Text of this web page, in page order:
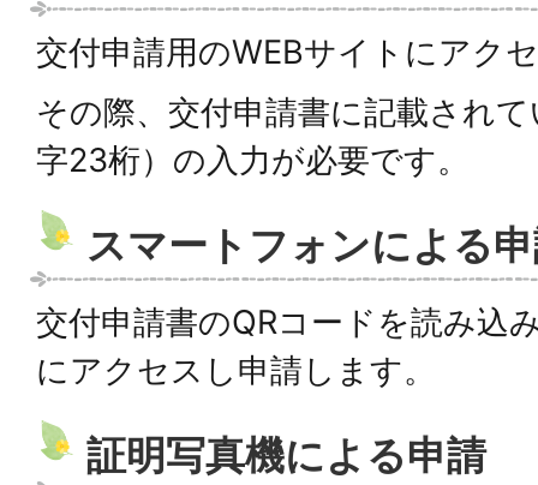
交付申請用のWEBサイトにアク
その際、交付申請書に記載され
字23桁）の入力が必要です。
スマートフォンによる
交付申請書のQRコードを読み込
にアクセスし申請します。
証明写真機による申請